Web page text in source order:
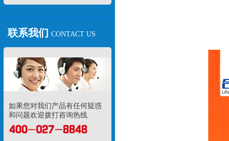
联系我们 CONTACT US
如果您对我们产品有任何疑惑
和问题欢迎拨打咨询热线